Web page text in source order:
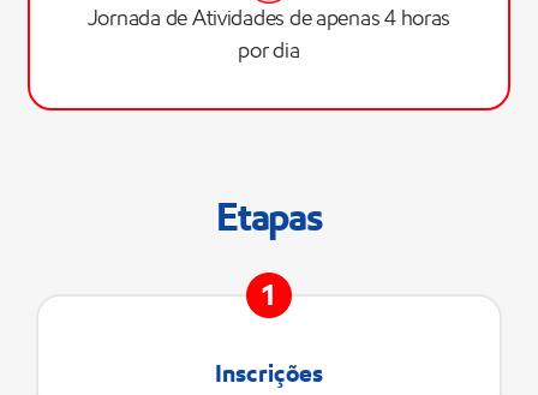
Jornada de Atividades de apenas 4 horas
por dia
Etapas
1
Inscrições